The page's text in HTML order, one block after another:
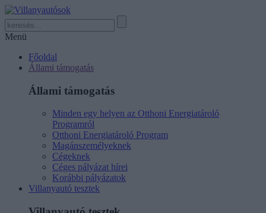
Menü
Főoldal
Állami támogatás
Állami támogatás
Minden egy helyen az Otthoni Energiatároló
Programról
Otthoni Energiatároló Program
Magánszemélyeknek
Cégeknek
Céges pályázat hírei
Korábbi pályázatok
Villanyautó tesztek